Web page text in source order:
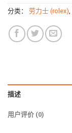
分类： 劳力士 (rolex),
描述
用户评价 (0)